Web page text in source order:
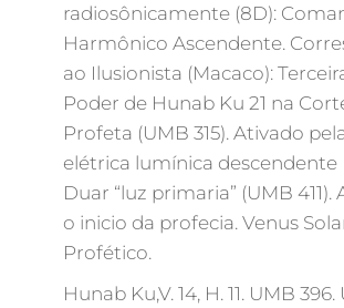
radiosônicamente (8D):
Harmônico Ascendente.
ao Ilusionista (Macaco):
Poder de Hunab Ku 21 na
Profeta (UMB 315). Ativado
elétrica lumínica descendente
Duar “luz primaria” (UMB 411).
o inicio da profecia. Venus
Profético.
Hunab Ku,V. 14, H. 11. UMB